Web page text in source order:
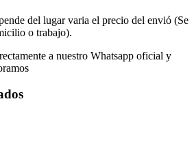
del lugar varia el precio del envió (Se
o trabajo).
a nuestro Whatsapp oficial y